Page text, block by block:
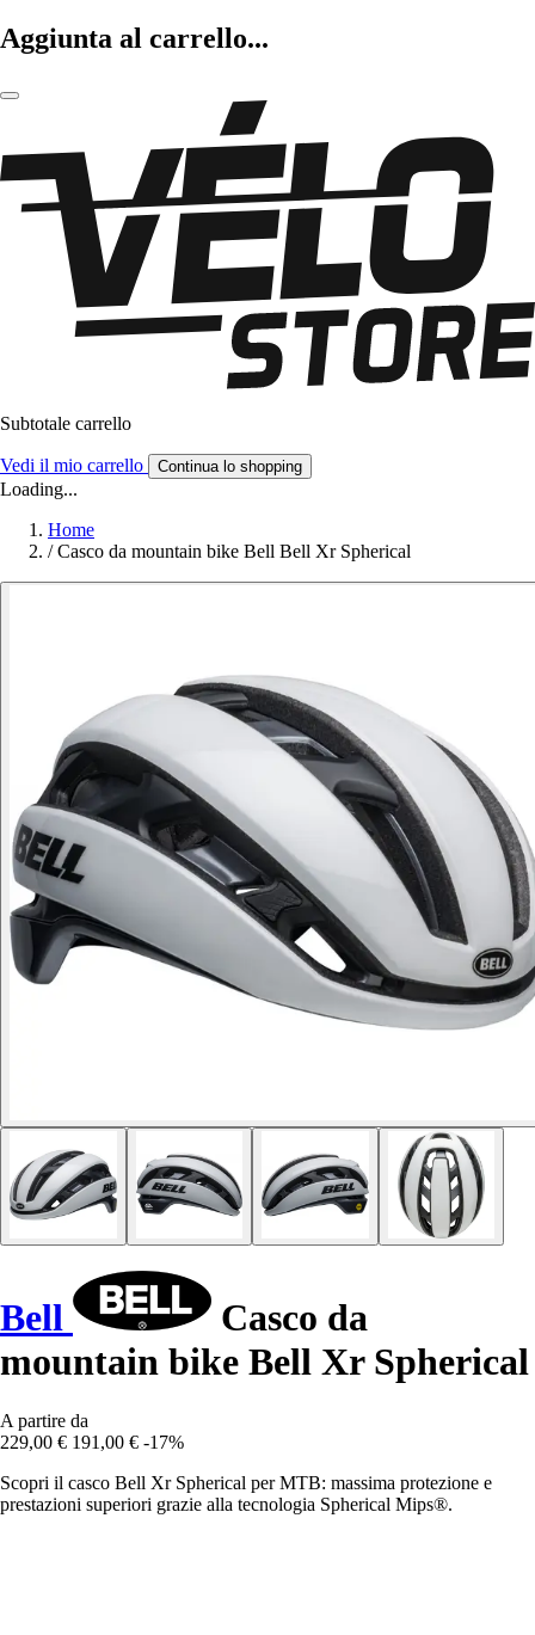
Aggiunta al carrello...
Subtotale carrello
Vedi il mio carrello Continua lo shopping
Loading...
Home
/ Casco da mountain bike Bell Bell Xr Spherical
Bell
Casco da
mountain bike Bell Xr Spherical
A partire da
229,00 € 191,00 € -17%
Scopri il casco Bell Xr Spherical per MTB: massima protezione e
prestazioni superiori grazie alla tecnologia Spherical Mips®.